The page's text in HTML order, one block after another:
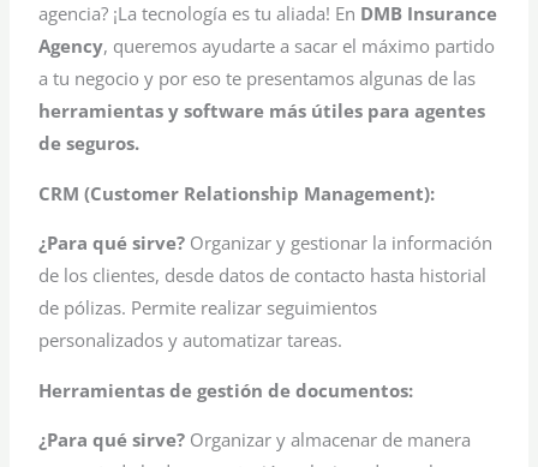
agencia? ¡La tecnología es tu aliada! En DMB Insurance
Agency, queremos ayudarte a sacar el máximo partido
a tu negocio y por eso te presentamos algunas de las
herramientas y software más útiles para agentes
de seguros.
CRM (Customer Relationship Management):
¿Para qué sirve? Organizar y gestionar la información
de los clientes, desde datos de contacto hasta historial
de pólizas. Permite realizar seguimientos
personalizados y automatizar tareas.
Herramientas de gestión de documentos:
¿Para qué sirve? Organizar y almacenar de manera